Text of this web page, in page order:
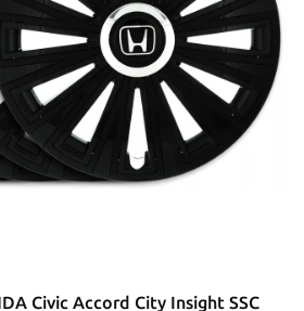
Civic Accord City Insight SSC